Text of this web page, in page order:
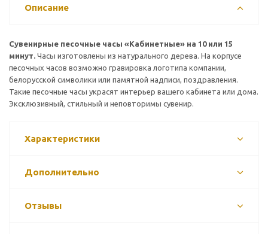
Описание
Сувенирные песочные часы «Кабинетные» на 10 или 15
минут. Часы изготовлены из натурального дерева. На корпусе
песочных часов возможно гравировка логотипа компании,
белорусской символики или памятной надписи, поздравления.
Такие песочные часы украсят интерьер вашего кабинета или дома.
Эксклюзивный, стильный и неповторимы сувенир.
Характеристики
Дополнительно
Отзывы